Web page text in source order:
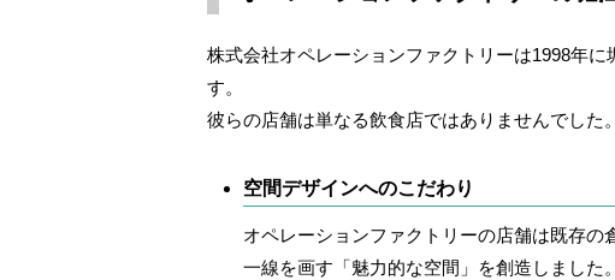
株式会社オペレーションファクトリーは1998年
す。
彼らの店舗は単なる飲食店ではありませんでした。
空間デザインへのこだわり
オペレーションファクトリーの店舗は既存
一線を画す「魅力的な空間」を創造しました。